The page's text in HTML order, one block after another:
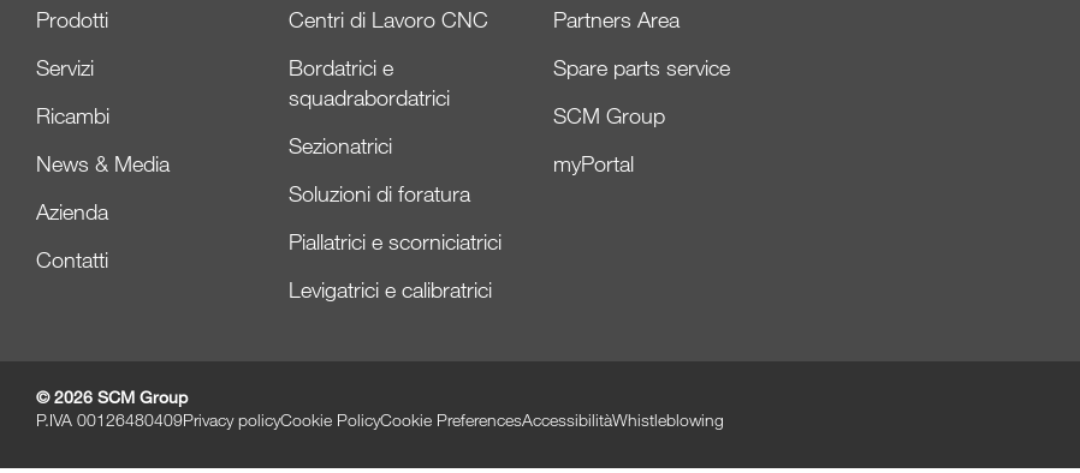
Prodotti
Servizi
Ricambi
News & Media
Azienda
Contatti
Centri di Lavoro CNC
Bordatrici e
squadrabordatrici
Sezionatrici
Soluzioni di foratura
Piallatrici e scorniciatrici
Levigatrici e calibratrici
Partners Area
Spare parts service
SCM Group
myPortal
© 2026 SCM Group
P.IVA 00126480409Privacy policyCookie PolicyCookie PreferencesAccessibilitàWhistleblowing